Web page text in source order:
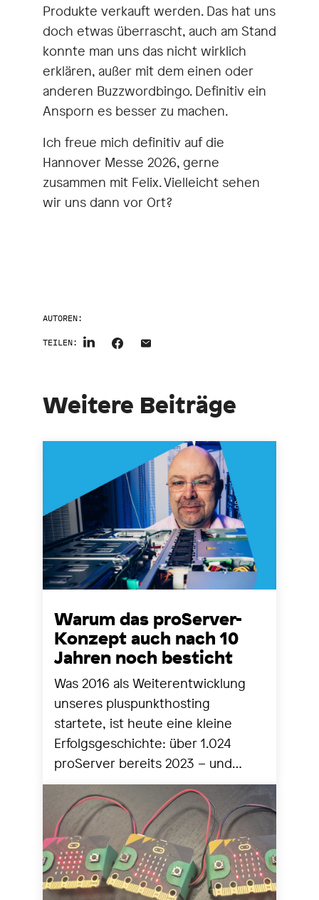
Produkte verkauft werden. Das hat uns
doch etwas überrascht, auch am Stand
konnte man uns das nicht wirklich
erklären, außer mit dem einen oder
anderen Buzzwordbingo. Definitiv ein
Ansporn es besser zu machen.
Ich freue mich definitiv auf die
Hannover Messe 2026, gerne
zusammen mit Felix. Vielleicht sehen
wir uns dann vor Ort?
AUTOREN:
TEILEN:
Weitere Beiträge
Warum das proServer-
Konzept auch nach 10
Jahren noch besticht
Was 2016 als Weiterentwicklung
unseres pluspunkthosting
startete, ist heute eine kleine
Erfolgsgeschichte: über 1.024
proServer bereits 2023 – und
seither stetig mehr. Zeit für einen
Blick zurück und nach vorne.